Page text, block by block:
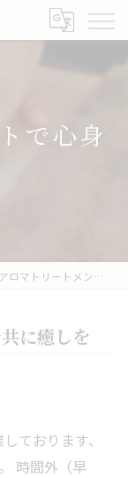
で心身
アロマトリートメントで心身共に癒しを
に癒しを
ております、
時間外（早